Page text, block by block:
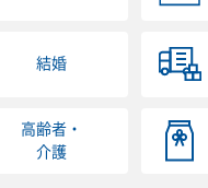
結婚
高齢者・
介護